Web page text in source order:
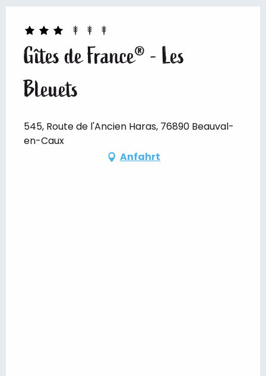
Gîtes de France® - Les
Bleuets
545, Route de l'Ancien Haras, 76890 Beauval-
en-Caux
Anfahrt